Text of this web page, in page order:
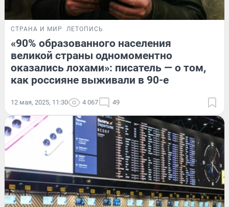
СТРАНА И МИР ЛЕТОПИСЬ
«90% образованного населения
великой страны одномоментно
оказались лохами»: писатель — о том,
как россияне выживали в 90-е
12 мая, 2025, 11:30 4 067 49